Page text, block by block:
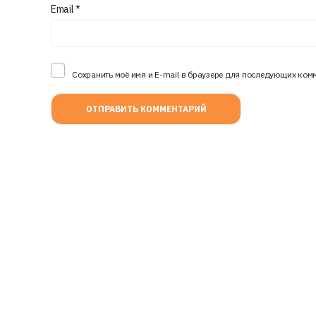
Email*
Сохранить моё имя и E-mail в браузере для последующих